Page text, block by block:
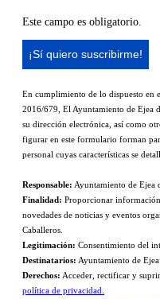
Este campo es obligatorio.
En cumplimiento de lo dispuesto en
2016/679, El Ayuntamiento de Ejea
su dirección electrónica, así como
figurar en este formulario forman
personal cuyas características se
Responsable: Ayuntamiento de Ejea
Finalidad: Proporcionar
novedades de noticias y eventos
Caballeros.
Legitimación: Consentimiento del
Destinatarios: Ayuntamiento de
Derechos: Acceder, rectificar y
política de privacidad.